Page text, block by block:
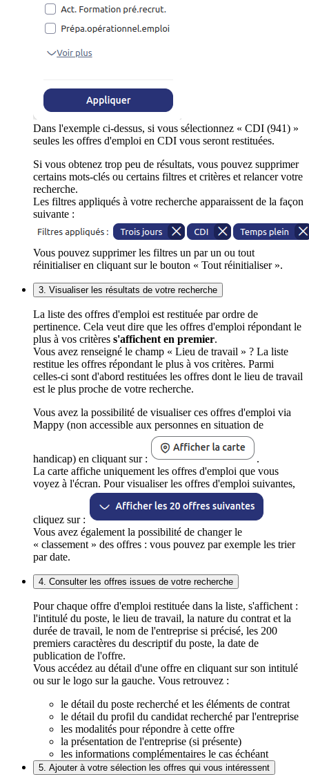
Dans l'exemple ci-dessus, si vous sélectionnez « CDI (941) »
seules les offres d'emploi en CDI vous seront restituées.
Si vous obtenez trop peu de résultats, vous pouvez supprimer
certains mots-clés ou certains filtres et critères et relancer votre
recherche.
Les filtres appliqués à votre recherche apparaissent de la façon
suivante :
Vous pouvez supprimer les filtres un par un ou tout
réinitialiser en cliquant sur le bouton « Tout réinitialiser ».
3. Visualiser les résultats de votre recherche
La liste des offres d'emploi est restituée par ordre de
pertinence. Cela veut dire que les offres d'emploi répondant le
plus à vos critères s'affichent en premier.
Vous avez renseigné le champ « Lieu de travail » ? La liste
restitue les offres répondant le plus à vos critères. Parmi
celles-ci sont d'abord restituées les offres dont le lieu de travail
est le plus proche de votre recherche.
Vous avez la possibilité de visualiser ces offres d'emploi via
Mappy (non accessible aux personnes en situation de
handicap) en cliquant sur :
.
La carte affiche uniquement les offres d'emploi que vous
voyez à l'écran. Pour visualiser les offres d'emploi suivantes,
cliquez sur :
Vous avez également la possibilité de changer le
« classement » des offres : vous pouvez par exemple les trier
par date.
4. Consulter les offres issues de votre recherche
Pour chaque offre d'emploi restituée dans la liste, s'affichent :
l'intitulé du poste, le lieu de travail, la nature du contrat et la
durée de travail, le nom de l'entreprise si précisé, les 200
premiers caractères du descriptif du poste, la date de
publication de l'offre.
Vous accédez au détail d'une offre en cliquant sur son intitulé
ou sur le logo sur la gauche. Vous retrouvez :
le détail du poste recherché et les éléments de contrat
le détail du profil du candidat recherché par l'entreprise
les modalités pour répondre à cette offre
la présentation de l'entreprise (si présente)
les informations complémentaires le cas échéant
5. Ajouter à votre sélection les offres qui vous intéressent